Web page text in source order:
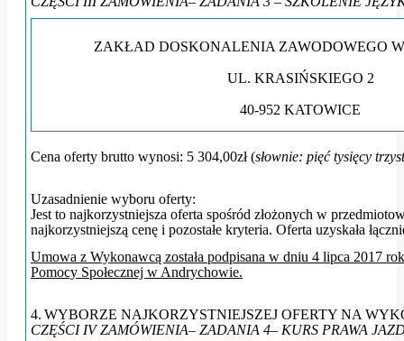
ZAKŁAD DOSKONALENIA ZAWODOWEGO
UL. KRASIŃSKIEGO 2
40-952 KATOWICE
Cena oferty brutto wynosi: 5 304,00zł(słownie: pięć tysięcy
Uzasadnienie wyboru oferty:
Jest to najkorzystniejsza oferta spośród złożonych w
najkorzystniejszą cenę i pozostałe kryteria. Oferta uzyskała
Umowa z Wykonawcą została podpisana w dniu 4 lipca 2017
Pomocy Społecznej w Andrychowie.
4. WYBORZE NAJKORZYSTNIEJSZEJ OFERTY NA
CZĘŚCI IV ZAMÓWIENIA– ZADANIA 4– KURS PRAWA